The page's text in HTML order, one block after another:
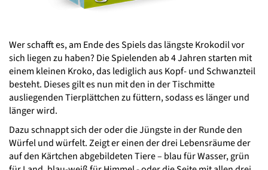
Wer schafft es, am Ende des Spiels das längste Krokodil vor
sich liegen zu haben? Die Spielenden ab 4 Jahren starten mit
einem kleinen Kroko, das lediglich aus Kopf- und Schwanzteil
besteht. Dieses gilt es nun mit den in der Tischmitte
ausliegenden Tierplättchen zu füttern, sodass es länger und
länger wird.
Dazu schnappt sich der oder die Jüngste in der Runde den
Würfel und würfelt. Zeigt er einen der drei Lebensräume der
auf den Kärtchen abgebildeten Tiere – blau für Wasser, grün